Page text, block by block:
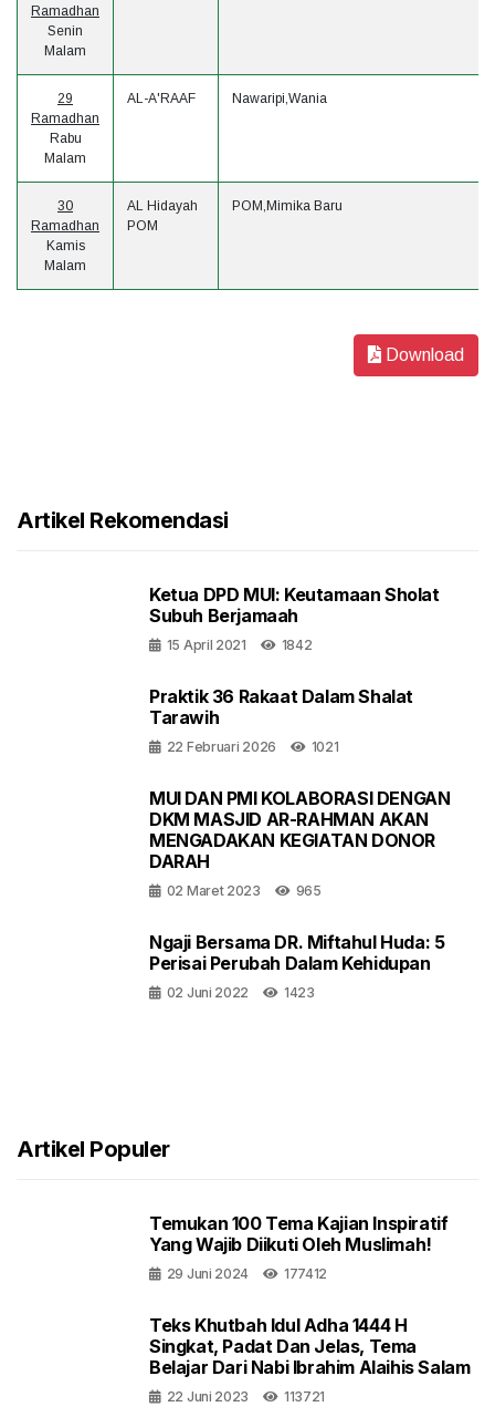
Ramadhan
Senin
Malam
29
Ramadhan
Rabu
Malam
AL-A'RAAF Nawaripi,Wania
30
Ramadhan
Kamis
Malam
AL Hidayah
POM
POM,Mimika Baru
Download
Artikel Rekomendasi
Ketua DPD MUI: Keutamaan Sholat
Subuh Berjamaah
15 April 2021 1842
Praktik 36 Rakaat Dalam Shalat
Tarawih
22 Februari 2026 1021
MUI DAN PMI KOLABORASI DENGAN
DKM MASJID AR-RAHMAN AKAN
MENGADAKAN KEGIATAN DONOR
DARAH
02 Maret 2023 965
Ngaji Bersama DR. Miftahul Huda: 5
Perisai Perubah Dalam Kehidupan
02 Juni 2022 1423
Artikel Populer
Temukan 100 Tema Kajian Inspiratif
Yang Wajib Diikuti Oleh Muslimah!
29 Juni 2024 177412
Teks Khutbah Idul Adha 1444 H
Singkat, Padat Dan Jelas, Tema
Belajar Dari Nabi Ibrahim Alaihis Salam
22 Juni 2023 113721